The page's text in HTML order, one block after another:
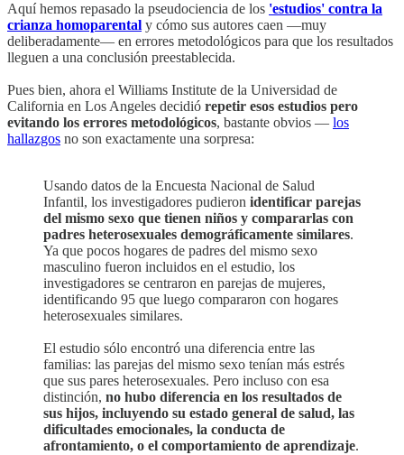
Aquí hemos repasado la pseudociencia de los 'estudios' contra la
crianza homoparental y cómo sus autores caen —muy
deliberadamente— en errores metodológicos para que los resultados
lleguen a una conclusión preestablecida.
Pues bien, ahora el Williams Institute de la Universidad de
California en Los Angeles decidió repetir esos estudios pero
evitando los errores metodológicos, bastante obvios — los
hallazgos no son exactamente una sorpresa:
Usando datos de la Encuesta Nacional de Salud
Infantil, los investigadores pudieron identificar parejas
del mismo sexo que tienen niños y compararlas con
padres heterosexuales demográficamente similares.
Ya que pocos hogares de padres del mismo sexo
masculino fueron incluidos en el estudio, los
investigadores se centraron en parejas de mujeres,
identificando 95 que luego compararon con hogares
heterosexuales similares.
El estudio sólo encontró una diferencia entre las
familias: las parejas del mismo sexo tenían más estrés
que sus pares heterosexuales. Pero incluso con esa
distinción, no hubo diferencia en los resultados de
sus hijos, incluyendo su estado general de salud, las
dificultades emocionales, la conducta de
afrontamiento, o el comportamiento de aprendizaje.